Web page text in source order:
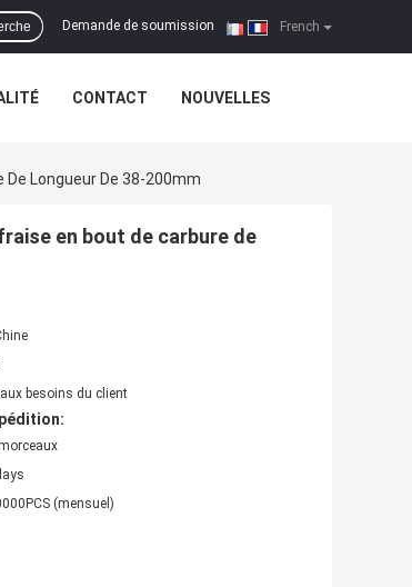
French
Demande de soumission |
CONTACT NOUVELLES
De Longueur De 38-200mm
en bout de carbure de
besoins du client
(mensuel)